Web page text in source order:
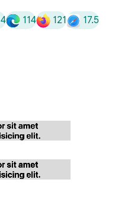
114 121 17.5